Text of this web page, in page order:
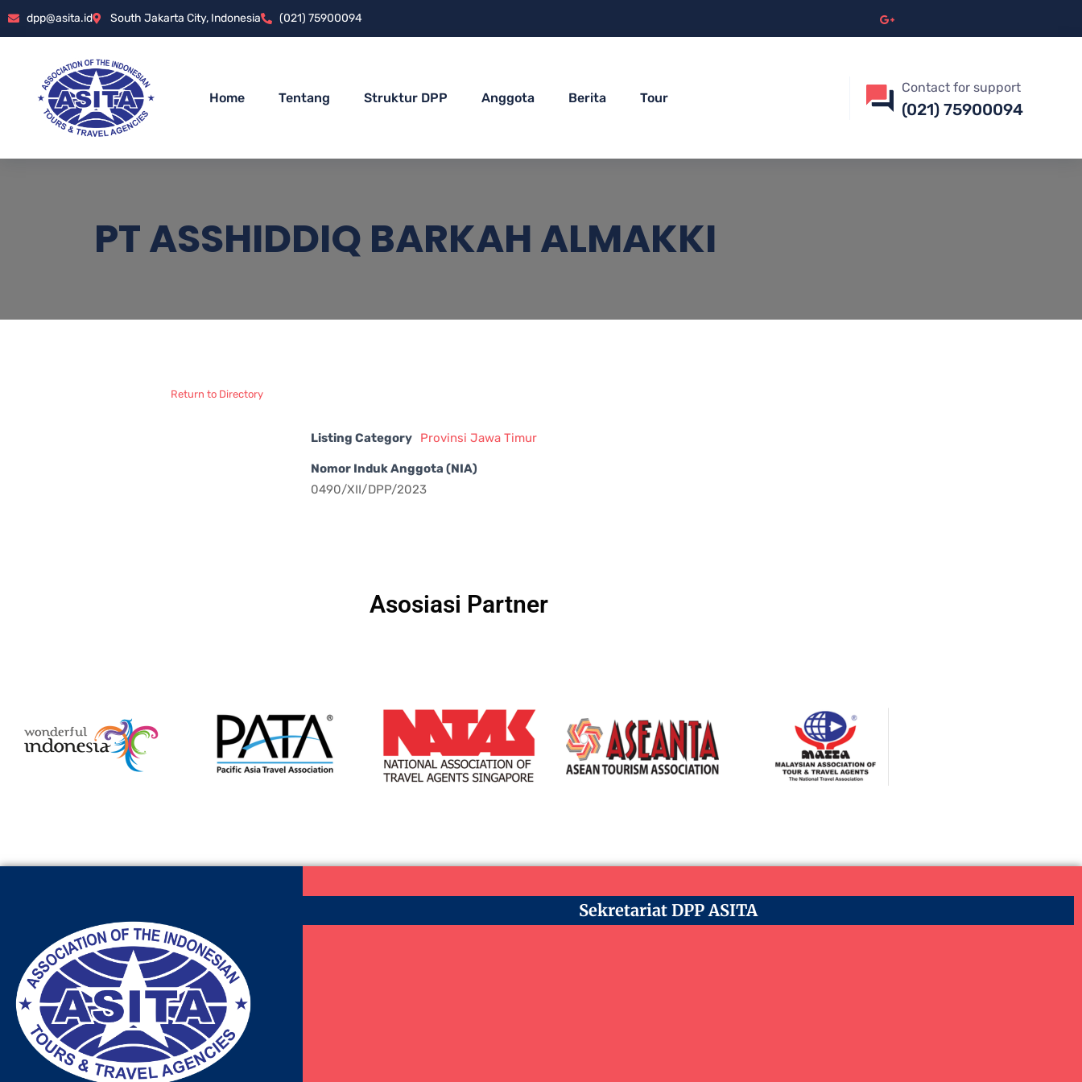
dpp@asita.id South Jakarta City, Indonesia (021) 75900094
Home Tentang Struktur DPP Anggota Berita Tour
Contact for support
(021) 75900094
PT ASSHIDDIQ BARKAH ALMAKKI
Return to Directory
Listing Category Provinsi Jawa Timur
Nomor Induk Anggota (NIA)
0490/XII/DPP/2023
Asosiasi Partner
Sekretariat DPP ASITA